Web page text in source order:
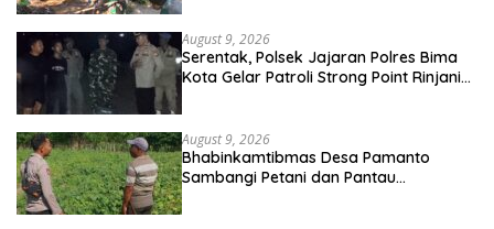
August 9, 2026
Serentak, Polsek Jajaran Polres Bima
Kota Gelar Patroli Strong Point Rinjani
August 9, 2026
Bhabinkamtibmas Desa Pamanto
Sambangi Petani dan Pantau